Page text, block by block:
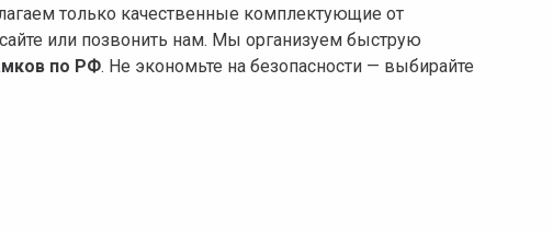
только качественные комплектующие от
или позвонить нам. Мы организуем быструю
по РФ. Не экономьте на безопасности — выбирайте